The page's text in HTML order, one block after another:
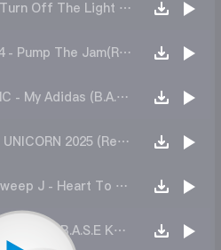
【韩风弹跳】Ashid - Turn Off The Light (Remix)
【韩风弹跳】SOUTH4 - Pump The Jam(Remix)
【韩风弹跳】RUN DMC - My Adidas (B.A.S.E)
【韩风弹跳】Arkins - UNICORN 2025 (Remix)
【韩风弹跳】Fatrik Sweep J - Heart To Heard(Original Mix)
【韩风弹跳】Kesha - Cannibal B.A.S.E KAZE REMIX)